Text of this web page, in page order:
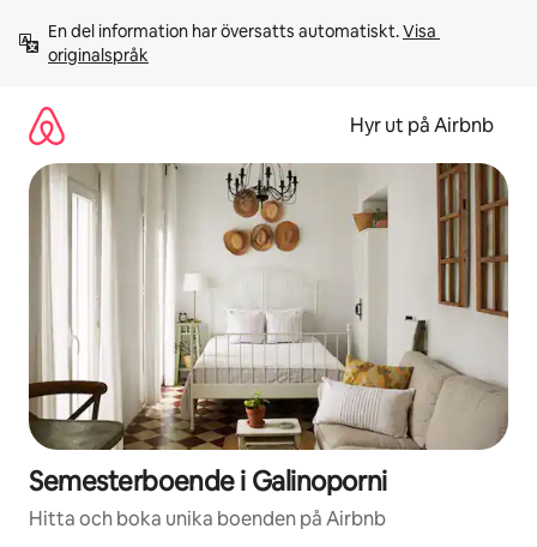
innehåll
En del information har översatts automatiskt. Visa
originalspråk
Hyr ut på Airbnb
Semesterboende i Galinoporni
Hitta och boka unika boenden på Airbnb